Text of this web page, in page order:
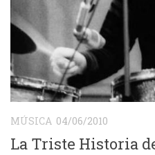
MÚSICA 04/06/2010
La Triste Historia